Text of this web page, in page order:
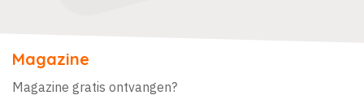
Magazine
Magazine gratis ontvangen?